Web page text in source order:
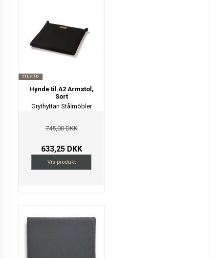
TILBUD
Hynde til A2 Armstol,
Sort
Grythyttan Stålmöbler
745,00 DKK
633,25 DKK
Vis produkt